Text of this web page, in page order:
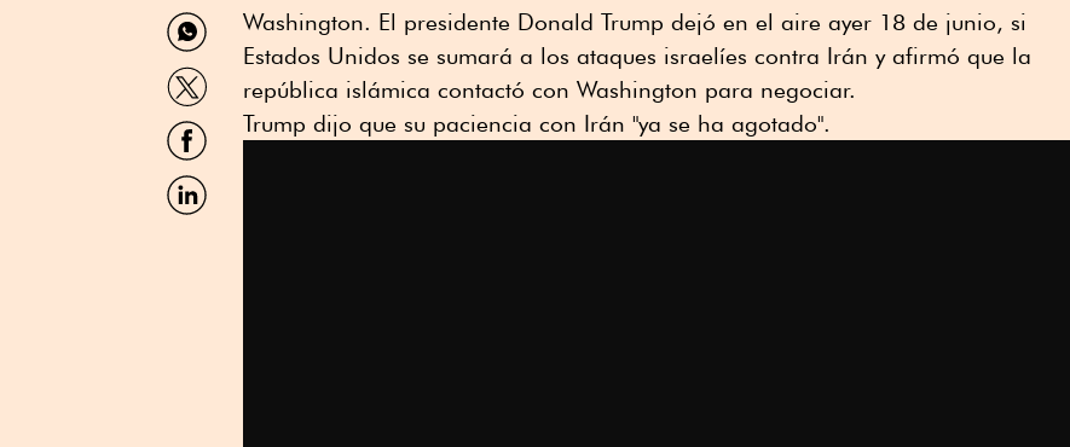
Compartir
por
WhatsApp
Compartir
por
Twitter
Compartir
por
Facebook
Compartir
por
Washington. El presidente Donald Trump dejó en el aire ayer 18 de junio, si
Estados Unidos se sumará a los ataques israelíes contra Irán y afirmó que la
república islámica contactó con Washington para negociar.
Trump dijo que su paciencia con Irán "ya se ha agotado".